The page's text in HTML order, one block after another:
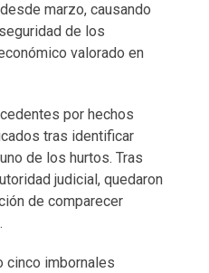
marzo, causando
de los
valorado en
por hechos
tras identificar
de los hurtos. Tras
judicial, quedaron
de comparecer
cinco imbornales